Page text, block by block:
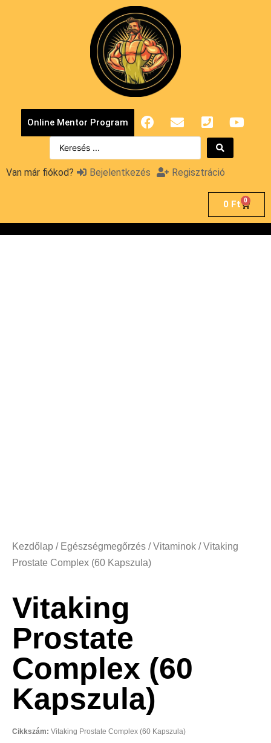
Online Mentor Program
Van már fiókod? Bejelentkezés Regisztráció
0 Ft 0
Kezdőlap / Egészségmegőrzés /Vitaminok / Vitaking
Prostate Complex (60 Kapszula)
Vitaking
Prostate
Complex (60
Kapszula)
Cikkszám: Vitaking Prostate Complex (60 Kapszula)